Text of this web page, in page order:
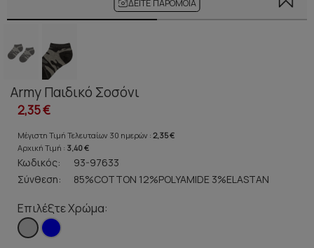
ΔΕΊΤΕ ΠΑΡΌΜΟΙΑ
Army Παιδικό Σοσόνι
2,35 €
Μέγιστη Τιμή Τελευταίων 30 ημερών : 2,35 €
Αρχική Τιμή : 3,40 €
Κωδικός:
93-97633
Σύνθεση:
85%COTTON 12%POLYAMIDE 3%ELASTAN
Επιλέξτε Χρώμα: